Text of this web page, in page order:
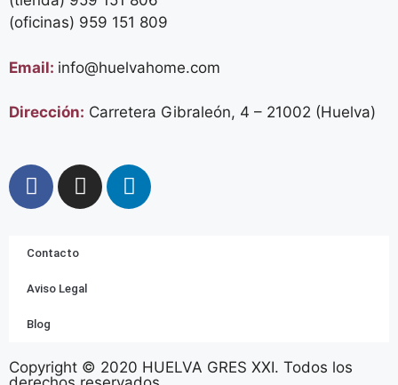
(oficinas) 959 151 809
Email: info@huelvahome.com
Dirección: Carretera Gibraleón, 4 – 21002 (Huelva)
Contacto
Aviso Legal
Blog
Copyright © 2020 HUELVA GRES XXI. Todos los